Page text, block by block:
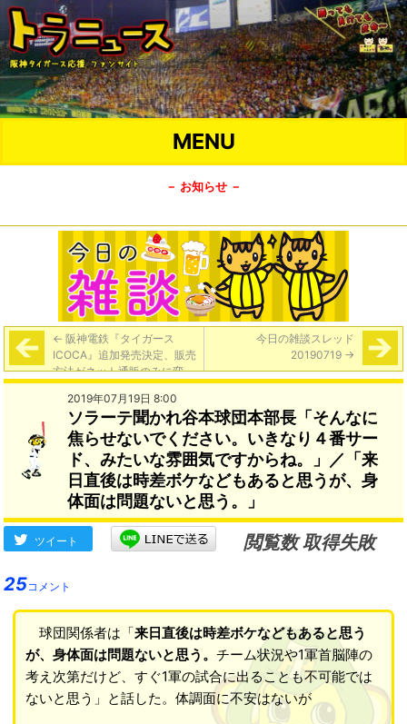
MENU
－ お知らせ －
← 阪神電鉄『タイガース
ICOCA』追加発売決定、販売
方法がネット通販のみに変
更・お一人様合計２枚まで。
８月１日（木）１０時発売、
９月２日より順次発送
今日の雑談スレッド
20190719 →
2019年07月19日 8:00
ソラーテ聞かれ谷本球団本部長「そんなに
焦らせないでください。いきなり４番サー
ド、みたいな雰囲気ですからね。」／「来
日直後は時差ボケなどもあると思うが、身
体面は問題ないと思う。」
ツイート
閲覧数 取得失敗
25コメント
球団関係者は「来日直後は時差ボケなどもあると思う
が、身体面は問題ないと思う。 チーム状況や1軍首脳陣の
考え次第だけど、すぐ1軍の試合に出ることも不可能では
ないと思う」と話した。体調面に不安はないが